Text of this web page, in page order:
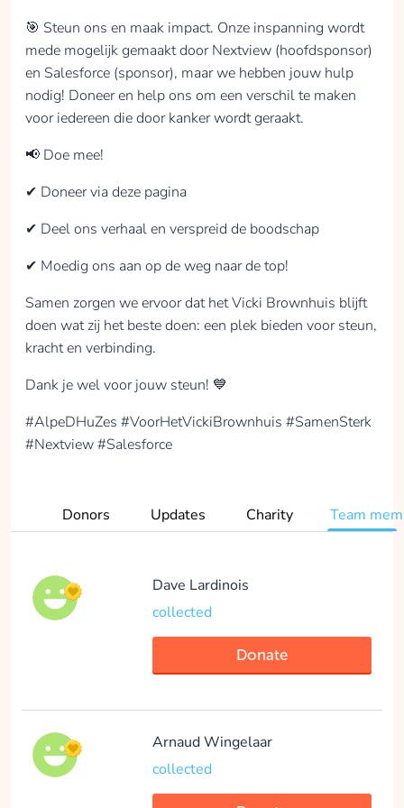
🎯 Steun ons en maak impact. Onze inspanning wordt
mede mogelijk gemaakt door Nextview (hoofdsponsor)
en Salesforce (sponsor), maar we hebben jouw hulp
nodig! Doneer en help ons om een verschil te maken
voor iedereen die door kanker wordt geraakt.
📢 Doe mee!
✔ Doneer via deze pagina
✔ Deel ons verhaal en verspreid de boodschap
✔ Moedig ons aan op de weg naar de top!
Samen zorgen we ervoor dat het Vicki Brownhuis blijft
doen wat zij het beste doen: een plek bieden voor steun,
kracht en verbinding.
Dank je wel voor jouw steun! 💙
#AlpeDHuZes #VoorHetVickiBrownhuis #SamenSterk
#Nextview #Salesforce
Donors Updates Charity Team
Dave Lardinois
collected
Donate
Arnaud Wingelaar
collected
Donate
Gert Jan Loonstra
Simon van der
het Vicky Brown huis
collected
Donate
Ard Dunnink
Met deze groep
willen we naast een